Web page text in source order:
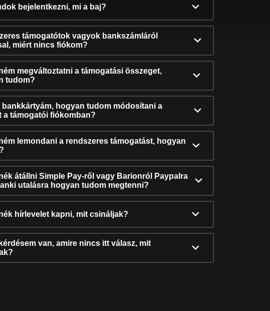
bejelentkezni, mi a baj?
támogatótok vagyok bankszámláról
miért nincs fiókom?
megváltoztatni a támogatási összeget,
tudom?
bankkártyám, hogyan tudom módosítani a
a támogatói fiókomban?
lemondani a rendszeres támogatást, hogyan
átállni Simple Pay-ről vagy Barionról Paypalra
utalásra hogyan tudom megtenni?
hírlevelet kapni, mit csináljak?
van, amire nincs itt válasz, mit